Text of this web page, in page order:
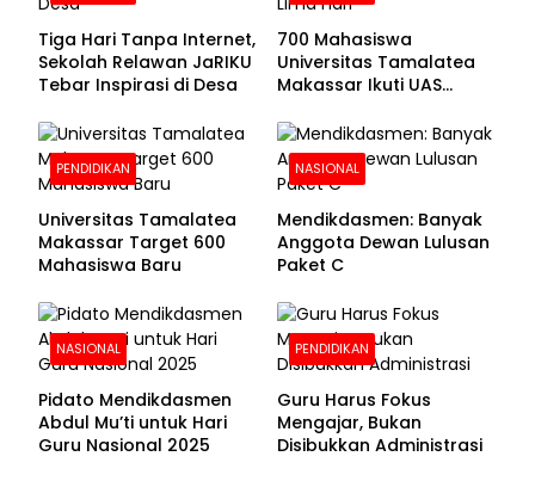
Tiga Hari Tanpa Internet,
Sekolah Relawan JaRIKU
Tebar Inspirasi di Desa
700 Mahasiswa
Universitas Tamalatea
Makassar Ikuti UAS
PENDIDIKAN
Universitas Tamalatea
Makassar Target 600
Mahasiswa Baru
NASIONAL
Mendikdasmen: Banyak
Anggota Dewan Lulusan
Paket C
NASIONAL
Pidato Mendikdasmen
Abdul Mu’ti untuk Hari
Guru Nasional 2025
PENDIDIKAN
Guru Harus Fokus
Mengajar, Bukan
Disibukkan Administrasi